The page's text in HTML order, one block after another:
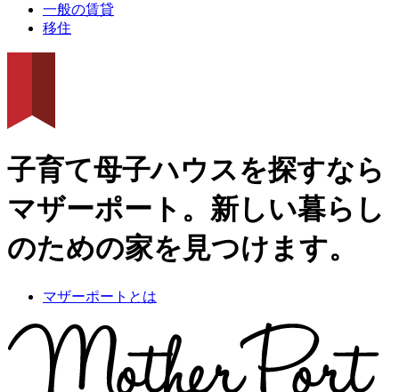
一般の賃貸
移住
子育て母子ハウスを探すなら
マザーポート。新しい暮らし
のための家を見つけます。
マザーポートとは